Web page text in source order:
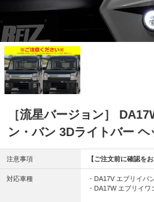
［流星バージョン］
ン・バン 3Dライトバー ヘ
注意事項 【ご注文前に確認を
対応車種
・DA17V エブリイバ
・DA17W エブリイ